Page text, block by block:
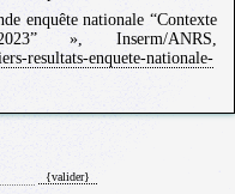
enquête nationale “Contexte
», Inserm/ANRS,
resultats-enquete-nationale-